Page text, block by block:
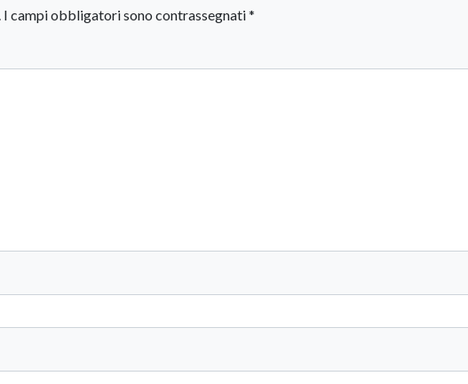
I campi obbligatori sono contrassegnati*